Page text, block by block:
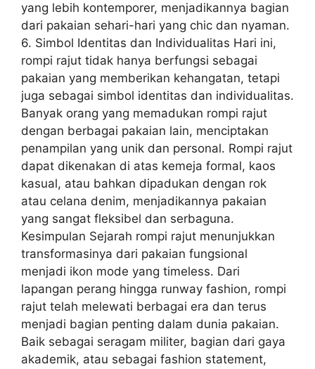
yang lebih kontemporer, menjadikannya bagian
dari pakaian sehari-hari yang chic dan nyaman.
6. Simbol Identitas dan Individualitas Hari ini,
rompi rajut tidak hanya berfungsi sebagai
pakaian yang memberikan kehangatan, tetapi
juga sebagai simbol identitas dan individualitas.
Banyak orang yang memadukan rompi rajut
dengan berbagai pakaian lain, menciptakan
penampilan yang unik dan personal. Rompi rajut
dapat dikenakan di atas kemeja formal, kaos
kasual, atau bahkan dipadukan dengan rok
atau celana denim, menjadikannya pakaian
yang sangat fleksibel dan serbaguna.
Kesimpulan Sejarah rompi rajut menunjukkan
transformasinya dari pakaian fungsional
menjadi ikon mode yang timeless. Dari
lapangan perang hingga runway fashion, rompi
rajut telah melewati berbagai era dan terus
menjadi bagian penting dalam dunia pakaian.
Baik sebagai seragam militer, bagian dari gaya
akademik, atau sebagai fashion statement,